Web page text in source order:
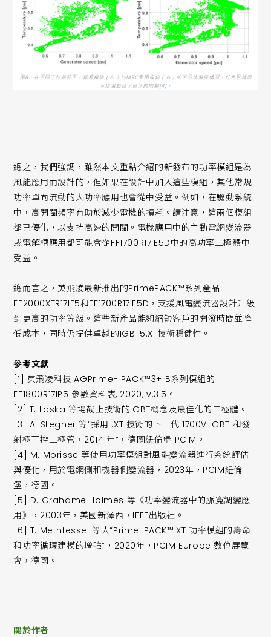
總之，我們強調，雖然本文重點介紹的新發布的功率模組是為
風能應用而設計的，但如果在設計中加入這些模組，其他常規
功率單向流動的大功率應用也會從中受益。例如，在驅動系統
中，高開關頻率有助於減少電機的損耗。請注意，這兩個模組
都已優化，以支持高速的開關。電機應用中的主動電網變流器
或電解槽應用都可能會從FF1700R17IE5D中的高功率二極體中
受益。
總而言之，英飛凌最新推出的PrimePACK™系列產品
FF2000XTR17IE5和FF1700R17IE5D，支援風電變流器設計升級
到更高的功率等級。這些新產品能夠縮短客戶的開發時間並降
低成本，同時仍提供卓越的IGBT5.XT技術穩健性。
參考文獻
[1] 英飛凌科技 AGPrime- PACK™3+ B系列模組的
FF1800R17IP5 參數資料表, 2020, v.3.5。
[2] T. Laska 等場截止技術的IGBT概念及最佳化的二極體。
[3] A. Stegner 等“採用 .XT 技術的下一代 1700V IGBT 和發
射極可控二極管，2014 年”，德國紐倫堡 PCIM。
[4] M. Morisse 等使用功率模組對風能變流器進行系統評估
與優化，用於電網側和機器側變流器，2023年，PCIM紐倫
堡，德國。
[5] D. Grahame Holmes 等《功率變流器中的脈寬調變應
用》，2003年，美國新澤西，IEEE出版社。
[6] T. Methfessel 等人“Prime-PACK™.XT 功率模組的壽命
和功率循環建模的增強”，2020年，PCIM Europe 數位展覽
會，德國。
關於作者